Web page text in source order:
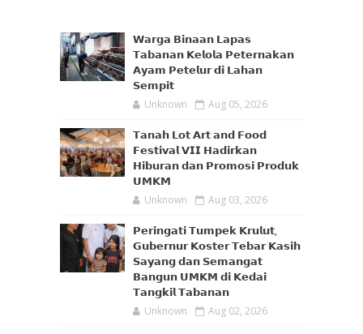
𝗪𝗮𝗿𝗴𝗮 𝗕𝗶𝗻𝗮𝗮𝗻 𝗟𝗮𝗽𝗮𝘀
𝗧𝗮𝗯𝗮𝗻𝗮𝗻 𝗞𝗲𝗹𝗼𝗹𝗮 𝗣𝗲𝘁𝗲𝗿𝗻𝗮𝗸𝗮𝗻
𝗔𝘆𝗮𝗺 𝗣𝗲𝘁𝗲𝗹𝘂𝗿 𝗱𝗶 𝗟𝗮𝗵𝗮𝗻
𝗦𝗲𝗺𝗽𝗶𝘁
Unknown Aug 05, 2026
𝗧𝗮𝗻𝗮𝗵 𝗟𝗼𝘁 𝗔𝗿𝘁 𝗮𝗻𝗱 𝗙𝗼𝗼𝗱
𝗙𝗲𝘀𝘁𝗶𝘃𝗮𝗹 𝗩𝗜𝗜 𝗛𝗮𝗱𝗶𝗿𝗸𝗮𝗻
𝗛𝗶𝗯𝘂𝗿𝗮𝗻 𝗱𝗮𝗻 𝗣𝗿𝗼𝗺𝗼𝘀𝗶 𝗣𝗿𝗼𝗱𝘂𝗸
𝗨𝗠𝗞𝗠
Unknown Aug 03, 2026
𝗣𝗲𝗿𝗶𝗻𝗴𝗮𝘁𝗶 𝗧𝘂𝗺𝗽𝗲𝗸 𝗞𝗿𝘂𝗹𝘂𝘁,
𝗚𝘂𝗯𝗲𝗿𝗻𝘂𝗿 𝗞𝗼𝘀𝘁𝗲𝗿 𝗧𝗲𝗯𝗮𝗿 𝗞𝗮𝘀𝗶𝗵
𝗦𝗮𝘆𝗮𝗻𝗴 𝗱𝗮𝗻 𝗦𝗲𝗺𝗮𝗻𝗴𝗮𝘁
𝗕𝗮𝗻𝗴𝘂𝗻 𝗨𝗠𝗞𝗠 𝗱𝗶 𝗞𝗲𝗱𝗮𝗶
𝗧𝗮𝗻𝗴𝗸𝗶𝗹 𝗧𝗮𝗯𝗮𝗻𝗮𝗻
Unknown Aug 02, 2026